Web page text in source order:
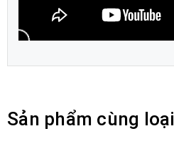
Sản phẩm cùng loại